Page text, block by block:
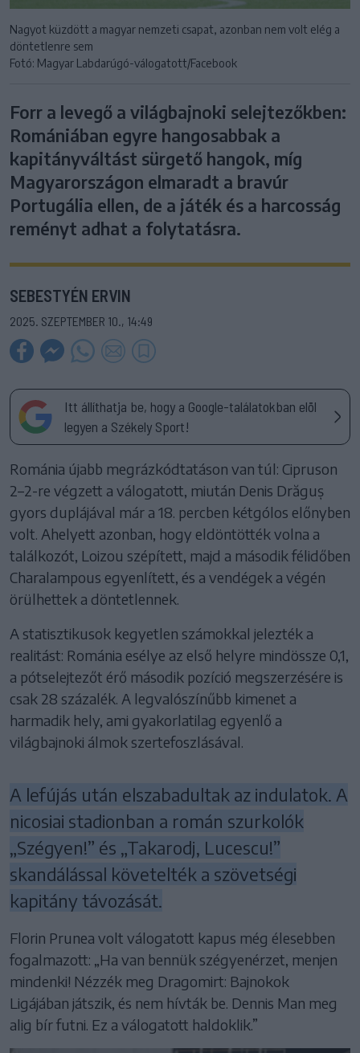
Nagyot küzdött a magyar nemzeti csapat, azonban nem volt elég a
döntetlenre sem
Fotó: Magyar Labdarúgó-válogatott/Facebook
Forr a levegő a világbajnoki selejtezőkben:
Romániában egyre hangosabbak a
kapitányváltást sürgető hangok, míg
Magyarországon elmaradt a bravúr
Portugália ellen, de a játék és a harcosság
reményt adhat a folytatásra.
SEBESTYÉN ERVIN
2025. SZEPTEMBER 10., 14:49
Itt állíthatja be, hogy a Google-találatokban elöl
legyen a Székely Sport!
Románia újabb megrázkódtatáson van túl: Cipruson
2–2-re végzett a válogatott, miután Denis Drăguș
gyors duplájával már a 18. percben kétgólos előnyben
volt. Ahelyett azonban, hogy eldöntötték volna a
találkozót, Loizou szépített, majd a második félidőben
Charalampous egyenlített, és a vendégek a végén
örülhettek a döntetlennek.
A statisztikusok kegyetlen számokkal jelezték a
realitást: Románia esélye az első helyre mindössze 0,1,
a pótselejtezőt érő második pozíció megszerzésére is
csak 28 százalék. A legvalószínűbb kimenet a
harmadik hely, ami gyakorlatilag egyenlő a
világbajnoki álmok szertefoszlásával.
A lefújás után elszabadultak az indulatok. A
nicosiai stadionban a román szurkolók
„Szégyen!” és „Takarodj, Lucescu!”
skandálással követelték a szövetségi
kapitány távozását.
Florin Prunea volt válogatott kapus még élesebben
fogalmazott: „Ha van bennük szégyenérzet, menjen
mindenki! Nézzék meg Dragomirt: Bajnokok
Ligájában játszik, és nem hívták be. Dennis Man meg
alig bír futni. Ez a válogatott haldoklik.”